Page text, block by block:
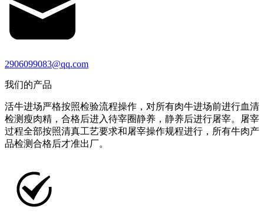
2906099083@qq.com
我们的产品
活牛进场严格按照检验流程操作，对所有肉牛进场前进行血清
检测瘦肉精，合格后进入待宰圈静养，静养后进行屠宰。屠宰
过程全部按照清真工艺要求和屠宰操作规程进行，所有牛肉产
品检测合格后才准出厂。